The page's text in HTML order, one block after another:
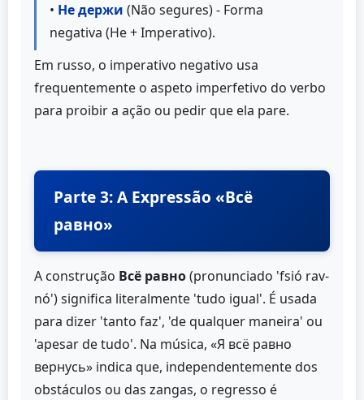
• Не держи (Não segures) - Forma
negativa (Не + Imperativo).
Em russo, o imperativo negativo usa
frequentemente o aspeto imperfetivo do verbo
para proibir a ação ou pedir que ela pare.
Parte 3: A Expressão «Всё
равно»
A construção Всё равно(pronunciado 'fsió rav-
nó') significa literalmente 'tudo igual'. É usada
para dizer 'tanto faz', 'de qualquer maneira' ou
'apesar de tudo'. Na música, «Я всё равно
вернусь» indica que, independentemente dos
obstáculos ou das zangas, o regresso é